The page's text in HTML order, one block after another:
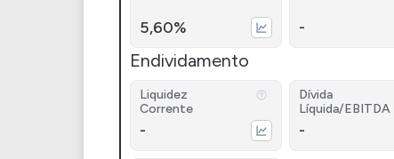
5,60% -
Endividamento
Liquidez
Corrente
-
Dívida
Líquida/EBITDA
-